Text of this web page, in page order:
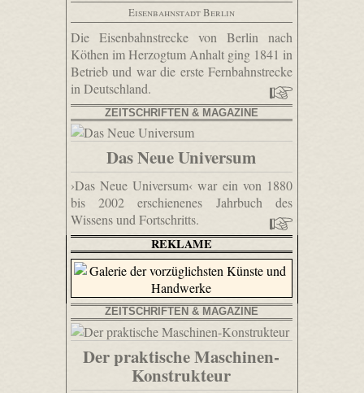
Eisenbahnstadt Berlin
Die Eisenbahnstrecke von Berlin nach
Köthen im Herzogtum Anhalt ging 1841 in
Betrieb und war die erste Fernbahnstrecke
in Deutschland.
ZEITSCHRIFTEN & MAGAZINE
Das Neue Universum
›Das Neue Universum‹ war ein von 1880
bis 2002 erschienenes Jahrbuch des
Wissens und Fortschritts.
REKLAME
ZEITSCHRIFTEN & MAGAZINE
Der praktische Maschinen-
Konstrukteur